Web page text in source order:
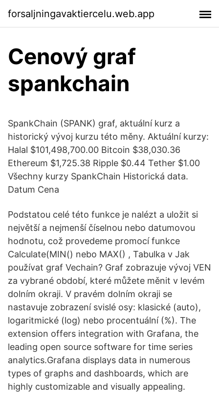
forsaljningavaktiercelu.web.app
Cenový graf
spankchain
SpankChain (SPANK) graf, aktuální kurz a
historický vývoj kurzu této měny. Aktuální kurzy:
Halal $101,498,700.00 Bitcoin $38,030.36
Ethereum $1,725.38 Ripple $0.44 Tether $1.00
Všechny kurzy SpankChain Historická data.
Datum Cena
Podstatou celé této funkce je nalézt a uložit si
největší a nejmenší číselnou nebo datumovou
hodnotu, což provedeme promocí funkce
Calculate(MIN() nebo MAX() , Tabulka v Jak
používat graf Vechain? Graf zobrazuje vývoj VEN
za vybrané období, které můžete měnit v levém
dolním okraji. V pravém dolním okraji se
nastavuje zobrazení svislé osy: klasické (auto),
logaritmické (log) nebo procentuální (%). The
extension offers integration with Grafana, the
leading open source software for time series
analytics.Grafana displays data in numerous
types of graphs and dashboards, which are
highly customizable and visually appealing.